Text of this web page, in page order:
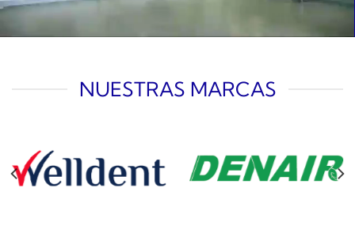
NUESTRAS MARCAS